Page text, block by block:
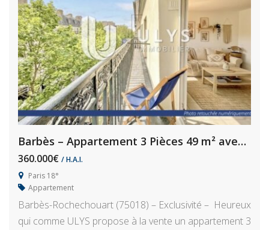
Barbès – Appartement 3 Pièces 49 m² avec Balcon, à Rafraichir
360.000€ / H.A.I.
Paris 18°
Appartement
Barbès-Rochechouart (75018) – Exclusivité – Heureux
qui comme ULYS propose à la vente un appartement 3